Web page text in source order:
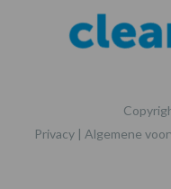
Privacy| Algemene